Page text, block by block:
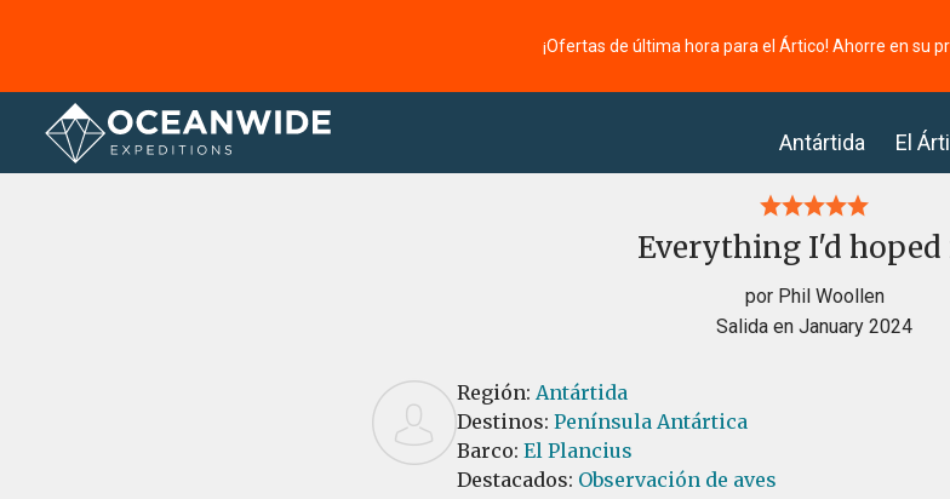
¡Ofertas de última hora para el Ártico! Ahorre en su
Antártida El
Página principal Reseñas
Everything I'd
por Phil Woollen
Salida en January 2024
Región: Antártida
Destinos: Península Antártica
Barco: El Plancius
Destacados: Observación de aves